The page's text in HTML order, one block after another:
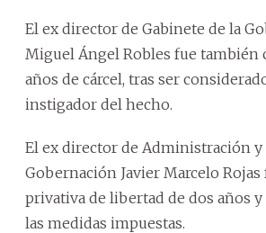
El ex director de Gabinete de la
Miguel Ángel Robles fue también
años de cárcel, tras ser
instigador del hecho.
El ex director de Administración y
Gobernación Javier Marcelo Rojas
privativa de libertad de dos años
las medidas impuestas.